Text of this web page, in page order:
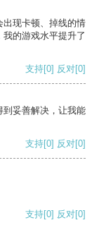
出现卡顿、掉线的情
的游戏水平提升了
支持[0] 反对[0]
到妥善解决，让我能
支持[0] 反对[0]
支持[0] 反对[0]